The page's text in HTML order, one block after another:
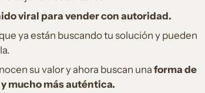
viral para vender con autoridad.
ya están buscando tu solución y pueden
su valor y ahora buscan una forma de
mucho más auténtica.